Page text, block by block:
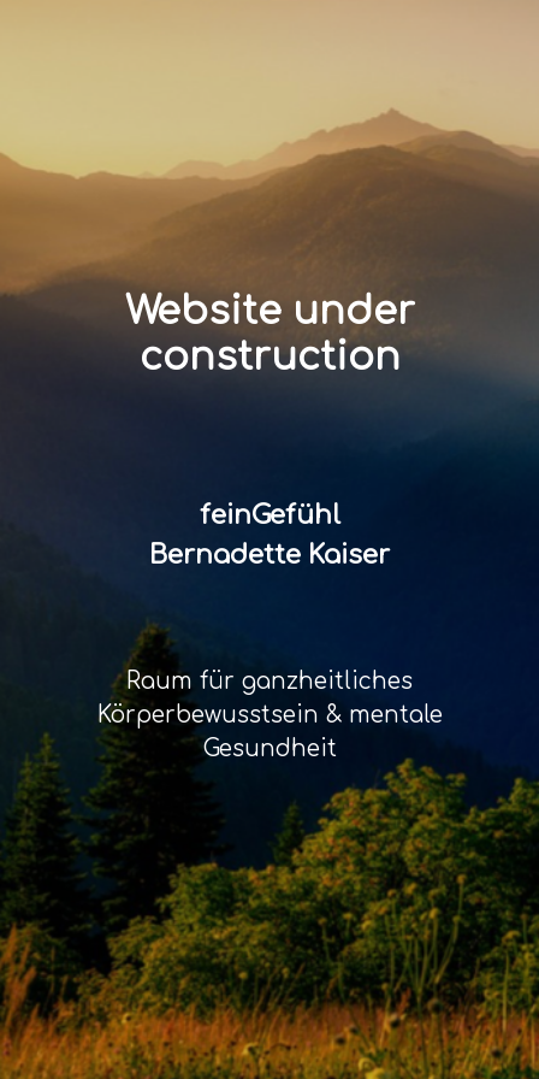
Website under
construction
feinGefühl
Bernadette Kaiser
Raum für ganzheitliches
Körperbewusstsein & mentale
Gesundheit